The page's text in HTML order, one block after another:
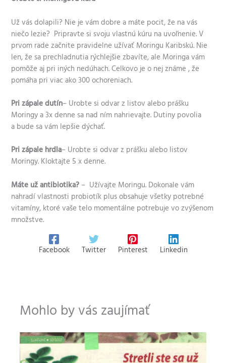
Už vás dolapili? Nie je vám dobre a máte pocit, že na vás
niečo lezie? Pripravte si svoju vlastnú kúru na uvoľnenie. V
prvom rade začnite pravidelne užívať Moringu Karibskú. Nie
len, že sa prechladnutia rýchlejšie zbavíte, ale Moringa vám
pomôže aj pri iných nedúhach. Celkovo je o nej známe , že
pomáha pri viac ako 300 ochoreniach.
Pri zápale dutín– Urobte si odvar z listov alebo prášku
Moringy a 3x denne sa nad ním nahrievajte. Dutiny povolia
a bude sa vám lepšie dýchať.
Pri zápale hrdla– Urobte si odvar z prášku alebo listov
Moringy. Kloktajte 5 x denne.
Máte už antibiotika? – Užívajte Moringu. Dokonale vám
nahradí vlastnosti probiotík plus obsahuje všetky potrebné
vitamíny, ktoré vaše telo momentálne potrebuje vo zvýšenom
množstve.
Facebook Twitter Pinterest Linkedin
Mohlo by vás zaujímať